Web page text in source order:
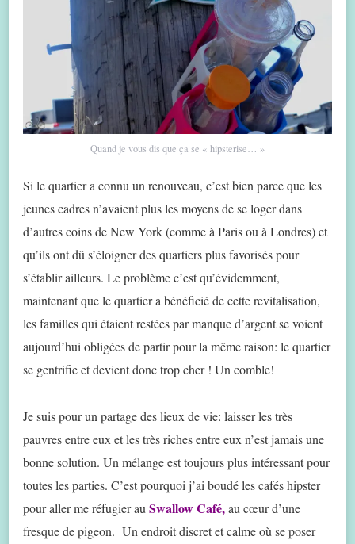
Quand je vous dis que ça se « hipsterise… »
Si le quartier a connu un renouveau, c’est bien parce que les
jeunes cadres n’avaient plus les moyens de se loger dans
d’autres coins de New York (comme à Paris ou à Londres) et
qu’ils ont dû s’éloigner des quartiers plus favorisés pour
s’établir ailleurs. Le problème c’est qu’évidemment,
maintenant que le quartier a bénéficié de cette revitalisation,
les familles qui étaient restées par manque d’argent se voient
aujourd’hui obligées de partir pour la même raison: le quartier
se gentrifie et devient donc trop cher ! Un comble!
Je suis pour un partage des lieux de vie: laisser les très
pauvres entre eux et les très riches entre eux n’est jamais une
bonne solution. Un mélange est toujours plus intéressant pour
toutes les parties. C’est pourquoi j’ai boudé les cafés hipster
pour aller me réfugier au Swallow Café,au cœur d’une
fresque de pigeon. Un endroit discret et calme où se poser